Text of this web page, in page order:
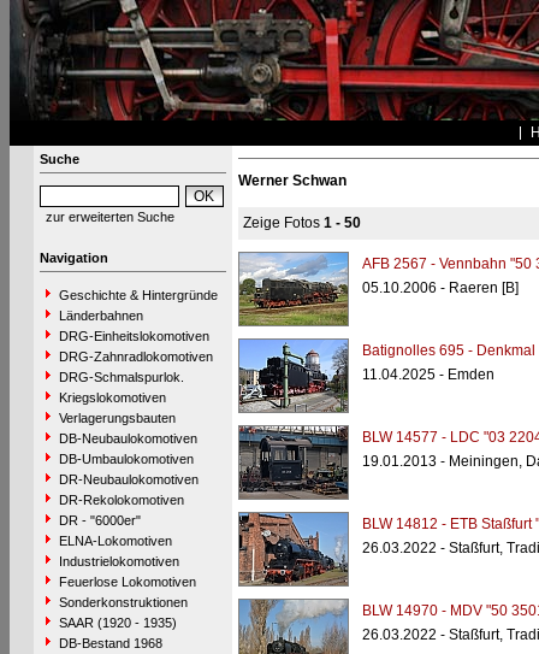
Suche
zur erweiterten Suche
Navigation
Geschichte & Hintergründe
Länderbahnen
DRG-Einheitslokomotiven
DRG-Zahnradlokomotiven
DRG-Schmalspurlok.
Kriegslokomotiven
Verlagerungsbauten
DB-Neubaulokomotiven
DB-Umbaulokomotiven
DR-Neubaulokomotiven
DR-Rekolokomotiven
DR - "6000er"
ELNA-Lokomotiven
Industrielokomotiven
Feuerlose Lokomotiven
Sonderkonstruktionen
SAAR (1920 - 1935)
DB-Bestand 1968
Werner Schwan
Zeige Fotos 1 - 50
AFB 2567 - Vennbahn "50
05.10.2006 - Raeren [B]
Batignolles 695 -
11.04.2025 - Emden
BLW 14577 - LDC "03
19.01.2013 - Meiningen,
BLW 14812 - ETB Staßfurt
26.03.2022 - Staßfurt,
BLW 14970 - MDV "50
26.03.2022 - Staßfurt,